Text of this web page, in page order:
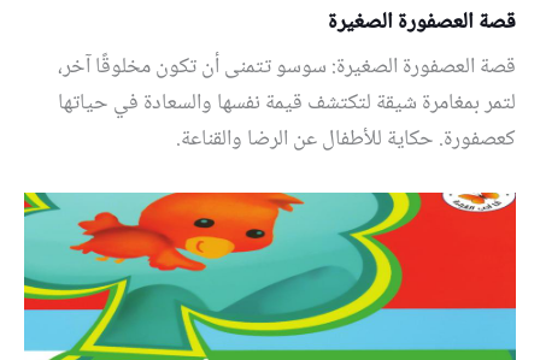
قصة العصفورة الصغيرة
قصة العصفورة الصغيرة: سوسو تتمنى أن تكون مخلوقًا آخر،
لتمر بمغامرة شيقة لتكتشف قيمة نفسها والسعادة في حياتها
كعصفورة. حكاية للأطفال عن الرضا والقناعة.